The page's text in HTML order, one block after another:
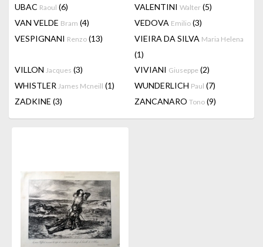
UBAC Raoul (6) VALENTINI Walter (5)
VAN VELDE Bram (4) VEDOVA Emilio (3)
VESPIGNANI Renzo (13) VIEIRA DA SILVA Maria Helena
(1)
VILLON Jacques (3) VIVIANI Giuseppe (2)
WHISTLER James Mcneill (1) WUNDERLICH Paul (7)
ZADKINE (3) ZANCANARO Tono (9)